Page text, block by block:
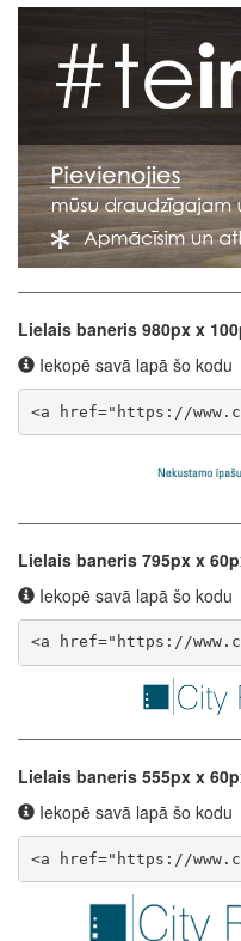
Lielais baneris 980px x
Iekopē savā lapā šo kodu
<a href="https://
Lielais baneris 795px x
Iekopē savā lapā šo kodu
<a href="https://
Lielais baneris 555px x
Iekopē savā lapā šo kodu
<a href="https://